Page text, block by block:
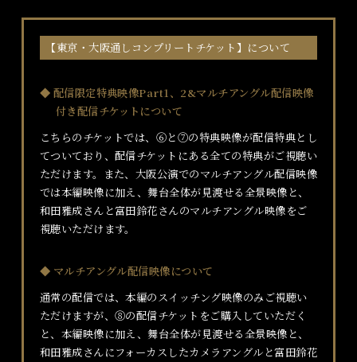
【東京・大阪通しコンプリートチケット】について
◆ 配信限定特典映像Part1、2&マルチアングル配信映像
付き配信チケットについて
こちらのチケットでは、⑥と⑦の特典映像が配信特典とし
てついており、配信チケットにある全ての特典がご視聴い
ただけます。また、大阪公演でのマルチアングル配信映像
では本編映像に加え、舞台全体が見渡せる全景映像と、
和田雅成さんと富田鈴花さんのマルチアングル映像をご
視聴いただけます。
◆ マルチアングル配信映像について
通常の配信では、本編のスイッチング映像のみご視聴い
ただけますが、⑧の配信チケットをご購入していただく
と、本編映像に加え、舞台全体が見渡せる全景映像と、
和田雅成さんにフォーカスしたカメラアングルと富田鈴花